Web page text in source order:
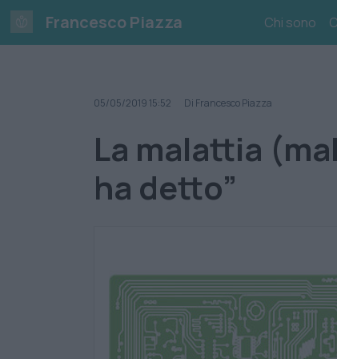
Skip
content
Francesco Piazza Chi sono
05/05/2019 15:52 Di Francesco Piazza
La malattia
ha detto”